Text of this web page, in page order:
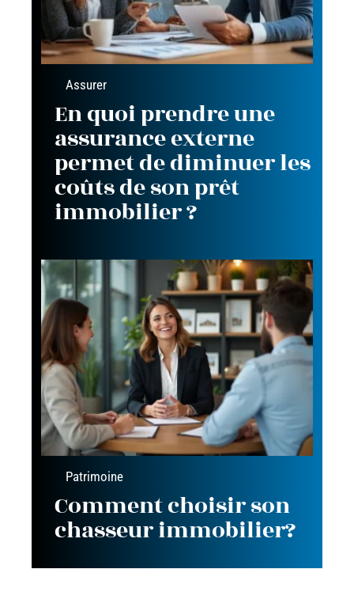
Assurer
En quoi prendre une
assurance externe
permet de diminuer les
coûts de son prêt
immobilier ?
Patrimoine
Comment choisir son
chasseur immobilier?